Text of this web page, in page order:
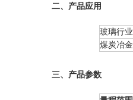
二、产品应用
玻璃行业
煤炭冶金
三、产品参数